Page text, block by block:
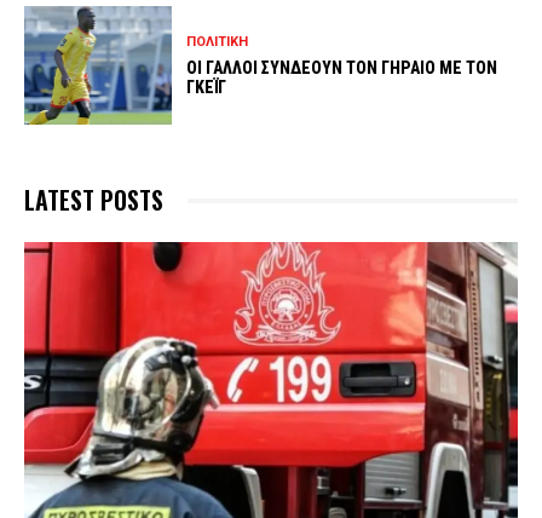
ΠΟΛΙΤΙΚΗ
ΟΙ ΓΑΛΛΟΙ ΣΥΝΔΕΟΥΝ ΤΟΝ ΓΗΡΑΙΟ ΜΕ ΤΟΝ
ΓΚΕΪΓ
LATEST POSTS